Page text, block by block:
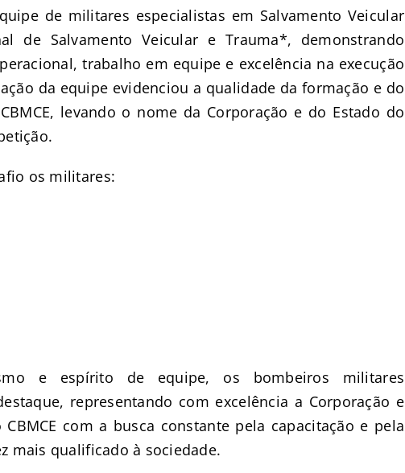
de militares especialistas em Salvamento Veicular
de Salvamento Veicular e Trauma*, demonstrando
trabalho em equipe e excelência na execução
da equipe evidenciou a qualidade da formação e do
levando o nome da Corporação e do Estado do
os militares:
e espírito de equipe, os bombeiros militares
representando com excelência a Corporação e
com a busca constante pela capacitação e pela
mais qualificado à sociedade.